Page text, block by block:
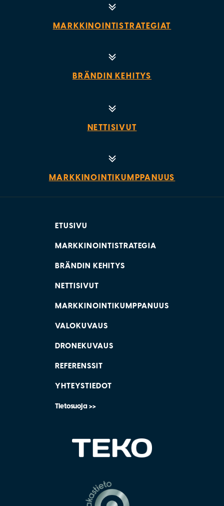
MARKKINOINTISTRATEGIAT
BRÄNDIN KEHITYS
NETTISIVUT
MARKKINOINTIKUMPPANUUS
ETUSIVU
MARKKINOINTISTRATEGIA
BRÄNDIN KEHITYS
NETTISIVUT
MARKKINOINTIKUMPPANUUS
VALOKUVAUS
DRONEKUVAUS
REFERENSSIT
YHTEYSTIEDOT
Tietosuoja >>